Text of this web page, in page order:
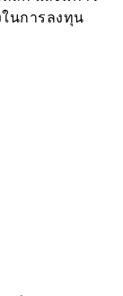
ในการลงทุน